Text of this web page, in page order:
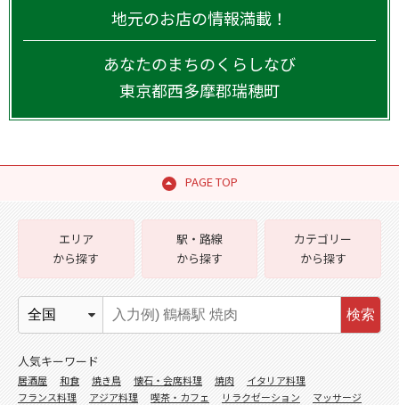
地元のお店の情報満載！
あなたのまちのくらしなび
東京都西多摩郡瑞穂町
PAGE TOP
エリア
から探す
駅・路線
から探す
カテゴリー
から探す
検索
人気キーワード
居酒屋 和食 焼き鳥 懐石・会席料理 焼肉
イタリア料理
フランス料理
アジア料理 喫茶・カフェ リラクゼーション
マッサージ